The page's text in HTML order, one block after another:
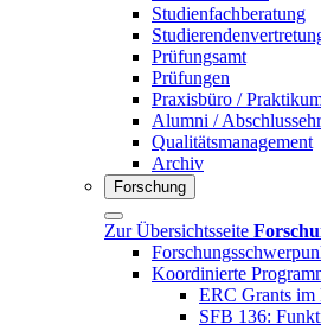
Studienfachberatung
Prüfungsamt
Prüfungen
Praxisbüro /
Alumni /
Qualitätsmanagement
Archiv
Forschung
Zur Übersichtsseite
Koordinierte
ERC Grants im
SFB 136: